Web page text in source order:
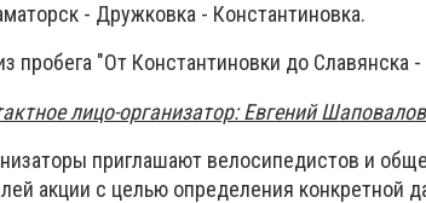
- Дружковка - Константиновка.
пробега "От Константиновки до Славянска
лицо-организатор: Евгений
приглашают велосипедистов и
акции с целью определения конкретной